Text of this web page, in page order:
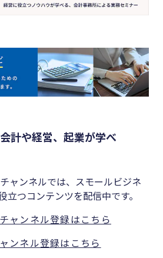
計や経営、起業が学べ
ャンネルでは、スモールビジネ
立つコンテンツを配信中です。
ャンネル登録はこちら
ンネル登録はこちら